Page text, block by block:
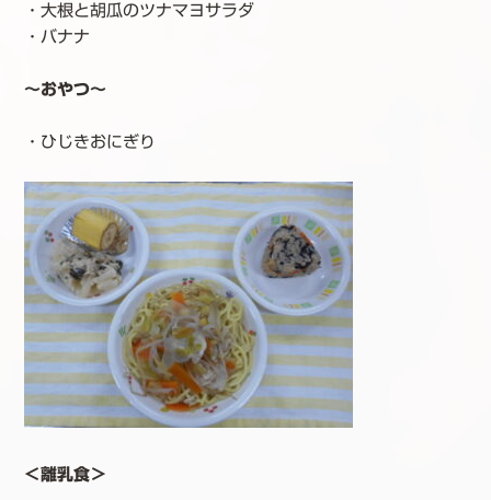
・大根と胡瓜のツナマヨサラダ
・バナナ
～おやつ～
・ひじきおにぎり
＜離乳食＞